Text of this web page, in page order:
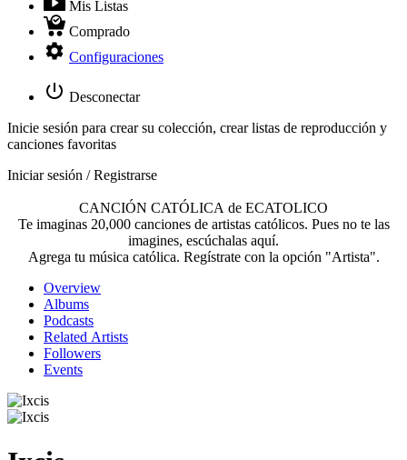
Mis Listas
Comprado
Configuraciones
Desconectar
Inicie sesión para crear su colección, crear listas de reproducción y
canciones favoritas
Iniciar sesión / Registrarse
CANCIÓN CATÓLICA de ECATOLICO
Te imaginas 20,000 canciones de artistas católicos. Pues no te las
imagines, escúchalas aquí.
Agrega tu música católica. Regístrate con la opción "Artista".
Overview
Albums
Podcasts
Related Artists
Followers
Events